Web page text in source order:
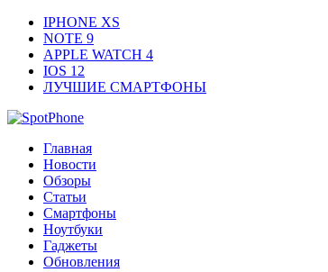
IPHONE XS
NOTE 9
APPLE WATCH 4
IOS 12
ЛУЧШИЕ СМАРТФОНЫ
Главная
Новости
Обзоры
Статьи
Смартфоны
Ноутбуки
Гаджеты
Обновления